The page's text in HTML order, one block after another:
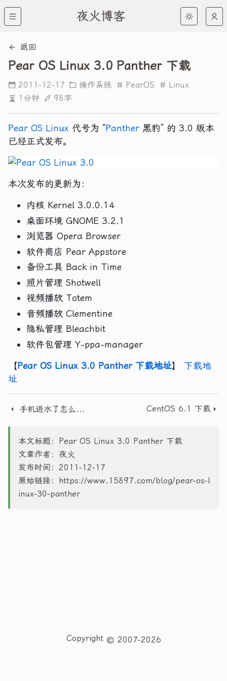
夜火博客
返回
Pear OS Linux 3.0 Panther 下载
2011-12-17 操作系统 PearOS
Linux
1分钟
98字
Pear OS Linux 代号为 “Panther 黑豹” 的 3.0 版本
已经正式发布。
本次发布的更新为：
内核 Kernel 3.0.0.14
桌面环境 GNOME 3.2.1
浏览器 Opera Browser
软件商店 Pear Appstore
备份工具 Back in Time
照片管理 Shotwell
视频播放 Totem
音频播放 Clementine
隐私管理 Bleachbit
软件包管理 Y-ppa-manager
【Pear OS Linux 3.0 Panther 下载地址】 下载地
址
手机进水了怎么办 教你手机进水怎么处理 CentOS 6.1 下载
本文标题：Pear OS Linux 3.0 Panther 下载
文章作者：夜火
发布时间：2011-12-17
原始链接： https://www.15897.com/blog/pear-os-l
inux-30-panther
Copyright 2007-2026